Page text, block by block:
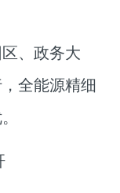
、政务大
全能源精细